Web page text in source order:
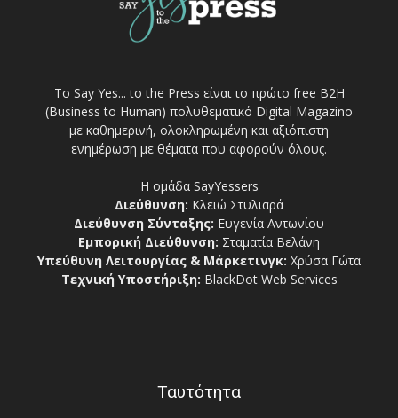
Το Say Yes... to the Press είναι το πρώτο free Β2Η
(Business to Human) πολυθεματικό Digital Magazino
με καθημερινή, ολοκληρωμένη και αξιόπιστη
ενημέρωση με θέματα που αφορούν όλους.
Η ομάδα SayYessers
Διεύθυνση: Κλειώ Στυλιαρά
Διεύθυνση Σύνταξης: Ευγενία Αντωνίου
Εμπορική Διεύθυνση: Σταματία Βελάνη
Υπεύθυνη Λειτουργίας & Μάρκετινγκ: Χρύσα Γώτα
Τεχνική Υποστήριξη: BlackDot Web Services
Ταυτότητα